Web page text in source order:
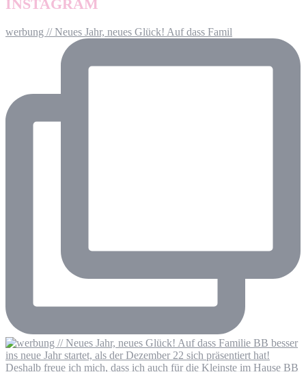
INSTAGRAM
werbung // Neues Jahr, neues Glück! Auf dass Famil